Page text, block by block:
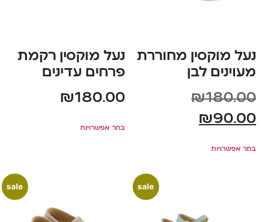
נעל מוקסין מחוררת
מעוינים לבן
₪180.00
₪90.00
בחר אפשרויות
נעל מוקסין רקמת
פרחים עדינים
₪180.00
בחר אפשרויות
sale
sale